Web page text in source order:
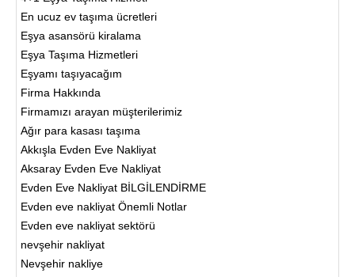
En ucuz ev taşıma ücretleri
Eşya asansörü kiralama
Eşya Taşıma Hizmetleri
Eşyamı taşıyacağım
Firma Hakkında
Firmamızı arayan müşterilerimiz
Ağır para kasası taşıma
Akkışla Evden Eve Nakliyat
Aksaray Evden Eve Nakliyat
Evden Eve Nakliyat BİLGİLENDİRME
Evden eve nakliyat Önemli Notlar
Evden eve nakliyat sektörü
nevşehir nakliyat
Nevşehir nakliye